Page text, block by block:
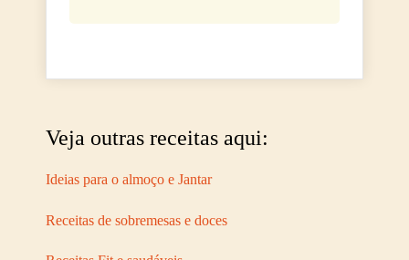
Veja outras receitas aqui:
Ideias para o almoço e Jantar
Receitas de sobremesas e doces